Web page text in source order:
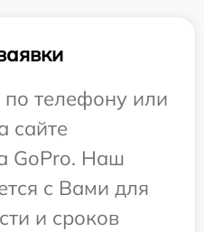
телефону или
сайте
GoPro. Наш
с Вами для
и сроков